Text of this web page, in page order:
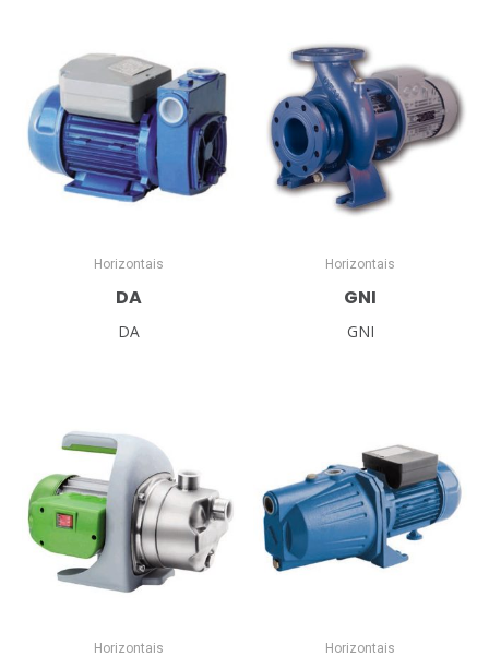
Horizontais
DA
DA
Horizontais
GNI
GNI
Horizontais Horizontais